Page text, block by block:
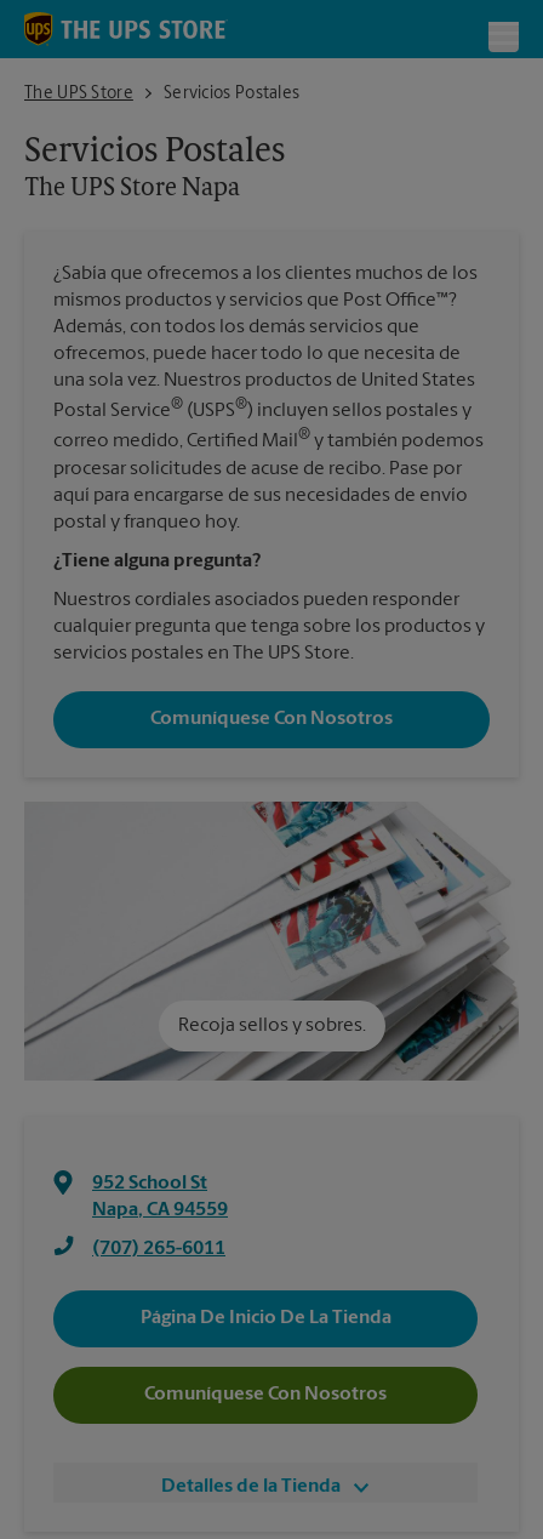
Skip to content
Return to Nav
The UPS Store
The UPS Store NapaServicios Postales
Servicios Postales
The UPS Store Napa
¿Sabía que ofrecemos a los clientes muchos de los
mismos productos y servicios que Post Office™?
Además, con todos los demás servicios que
ofrecemos, puede hacer todo lo que necesita de
una sola vez. Nuestros productos de United States
Postal Service® (USPS®) incluyen sellos postales y
correo medido, Certified Mail® y también podemos
procesar solicitudes de acuse de recibo. Pase por
aquí para encargarse de sus necesidades de envío
postal y franqueo hoy.
¿Tiene alguna pregunta?
Nuestros cordiales asociados pueden responder
cualquier pregunta que tenga sobre los productos y
servicios postales en The UPS Store.
Comuníquese Con Nosotros
Recoja sellos y sobres.
952 School St
Napa, CA94559
(707) 265-6011
Página De Inicio De La Tienda
Comuníquese Con Nosotros
Detalles de la Tienda